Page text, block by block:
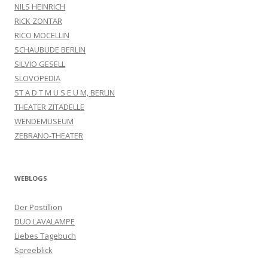
NILS HEINRICH
RICK ZONTAR
RICO MOCELLIN
SCHAUBUDE BERLIN
SILVIO GESELL
SLOVOPEDIA
ST A D T M U S E U M, BERLIN
THEATER ZITADELLE
WENDEMUSEUM
ZEBRANO-THEATER
WEBLOGS
Der Postillion
DUO LAVALAMPE
Liebes Tagebuch
Spreeblick